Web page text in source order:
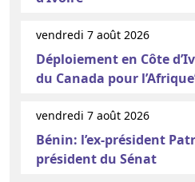
vendredi 7 août 2026
Déploiement en Côte
du Canada pour
vendredi 7 août 2026
Bénin: l’ex-président
président du Sénat